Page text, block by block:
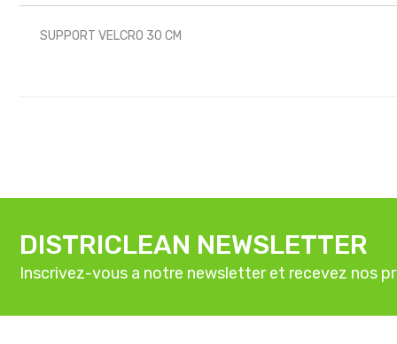
SUPPORT VELCRO 30 CM
DISTRICLEAN NEWSLETTER
Inscrivez-vous a notre newsletter et recevez nos